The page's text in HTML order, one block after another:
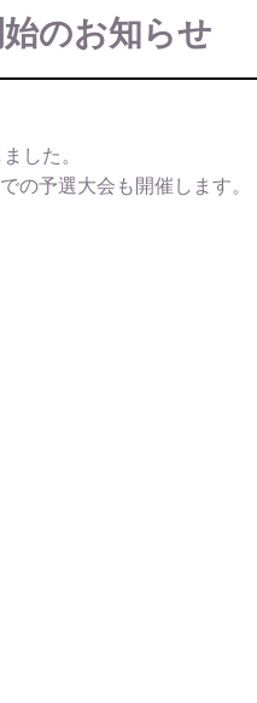
のお知らせ
した。
の予選大会も開催します。